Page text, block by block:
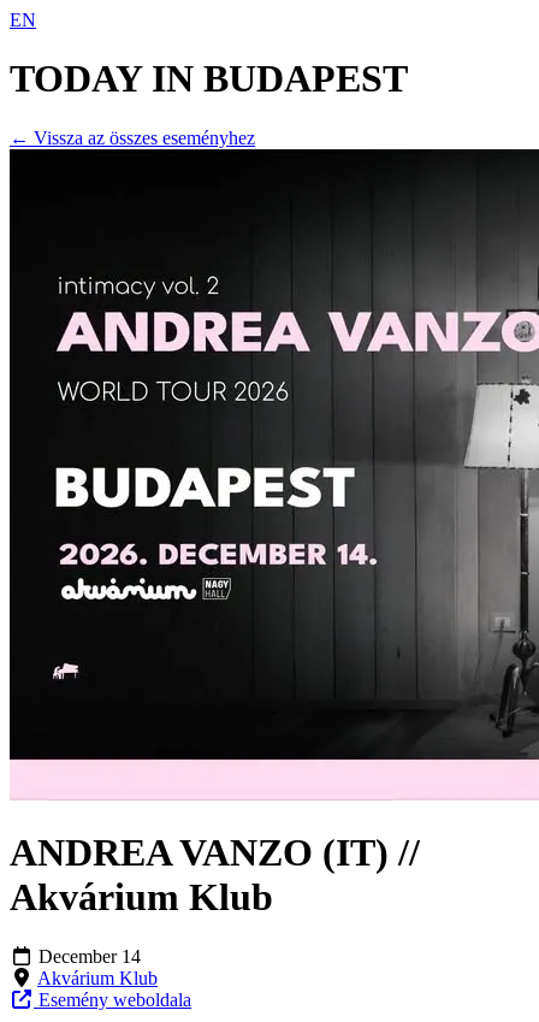
EN
TODAY IN BUDAPEST
← Vissza az összes eseményhez
ANDREA VANZO (IT) //
Akvárium Klub
December 14
Akvárium Klub
Esemény weboldala